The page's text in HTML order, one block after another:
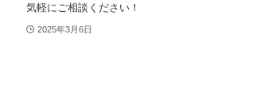
気軽にご相談ください！
2025年3月6日